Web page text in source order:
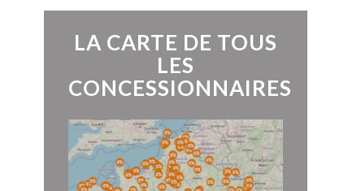
LA CARTE DE TOUS
LES
CONCESSIONNAIRES